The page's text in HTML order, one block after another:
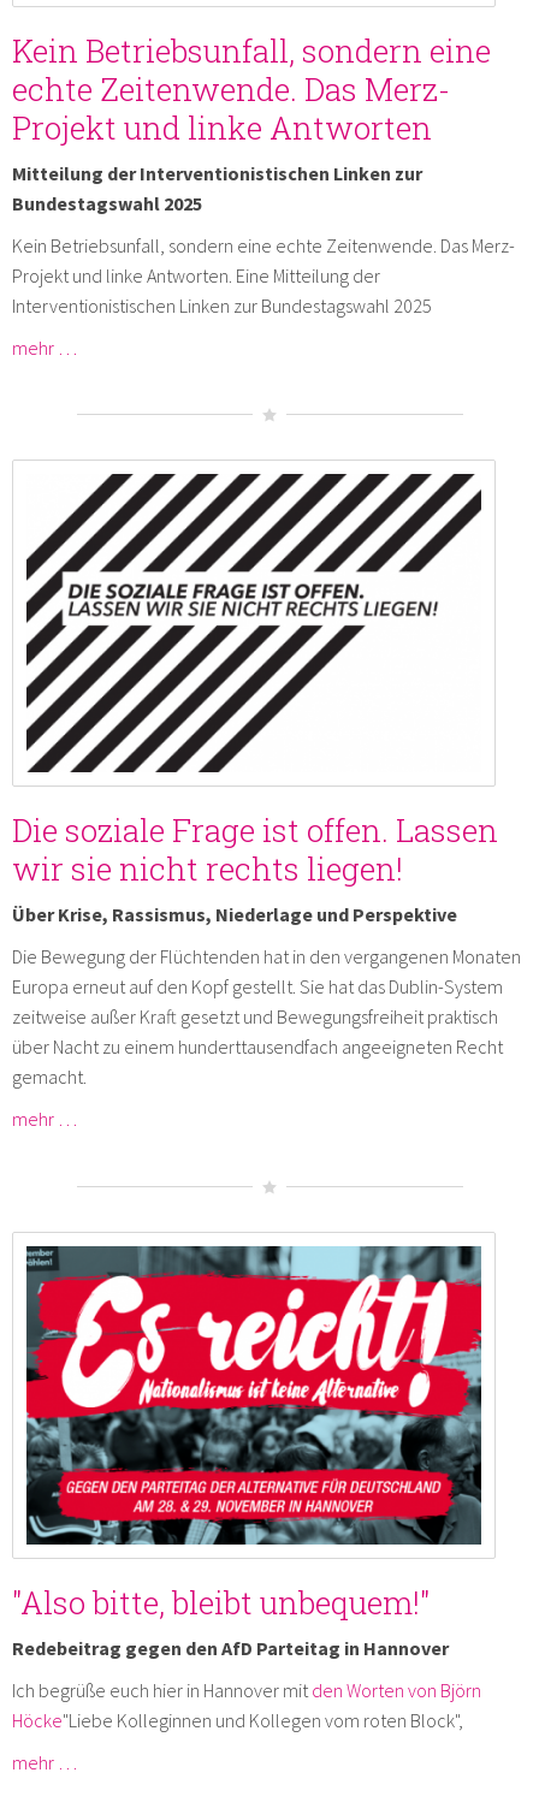
Kein Betriebsunfall, sondern eine
echte Zeitenwende. Das Merz-
Projekt und linke Antworten
Mitteilung der Interventionistischen Linken zur
Bundestagswahl 2025
Kein Betriebsunfall, sondern eine echte Zeitenwende. Das Merz-
Projekt und linke Antworten. Eine Mitteilung der
Interventionistischen Linken zur Bundestagswahl 2025
mehr …
Die soziale Frage ist offen. Lassen
wir sie nicht rechts liegen!
Über Krise, Rassismus, Niederlage und Perspektive
Die Bewegung der Flüchtenden hat in den vergangenen Monaten
Europa erneut auf den Kopf gestellt. Sie hat das Dublin-System
zeitweise außer Kraft gesetzt und Bewegungsfreiheit praktisch
über Nacht zu einem hunderttausendfach angeeigneten Recht
gemacht.
mehr …
"Also bitte, bleibt unbequem!"
Redebeitrag gegen den AfD Parteitag in Hannover
Ich begrüße euch hier in Hannover mit den Worten von Björn
Höcke"Liebe Kolleginnen und Kollegen vom roten Block",
mehr …